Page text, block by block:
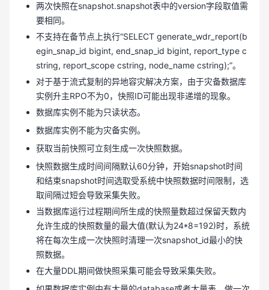
两次快照在snapshot.snapshot表中的version字段取值需
要相同。
不支持在备节点上执行“SELECT generate_wdr_report(b
egin_snap_id bigint, end_snap_id bigint, report_type c
string, report_scope cstring, node_name cstring);”。
对于基于流式复制的异地容灾解决方案，由于灾备数据库
实例升主RPO不为0，快照ID可能出现非递增的现象。
数据库实例不能为只读状态。
数据库实例不能为灾备实例。
获取当前快照可立刻生成一次快照数据。
快照数据生成时间间隔默认60分钟，开始snapshot时间
和结束snapshot时间选取受系统中快照数据时间限制，选
取间隔过短会导致采集失败。
当数据库运行过程期间所生成的快照量数超过保留天数内
允许生成的快照数量的最大值(默认为24*8=192)时，系统
将在每次生成一次快照时清理一次snapshot_id最小的快
照数据。
在大量DDL期间做快照采集可能会导致采集失败。